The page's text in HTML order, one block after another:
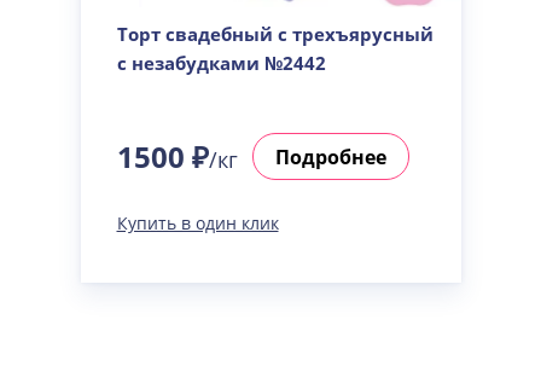
Торт свадебный с трехъярусный
с незабудками №2442
1500 ₽/кг Подробнее
Купить в один клик